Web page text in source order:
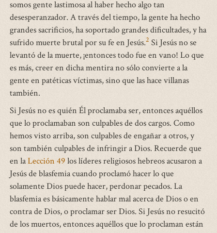
somos gente lastimosa al haber hecho algo tan
desesperanzador. A través del tiempo, la gente ha hecho
grandes sacrificios, ha soportado grandes dificultades, y ha
sufrido muerte brutal por su fe en Jesús.2 Si Jesús no se
levantó de la muerte, ¡entonces todo fue en vano! Lo que
es más, creer en dicha mentira no sólo convierte a la
gente en patéticas víctimas, sino que las hace villanas
también.
Si Jesús no es quién Él proclamaba ser, entonces aquéllos
que lo proclamaban son culpables de dos cargos. Como
hemos visto arriba, son culpables de engañar a otros, y
son también culpables de infringir a Dios. Recuerde que
en laLección 49 los líderes religiosos hebreos acusaron a
Jesús de blasfemia cuando proclamó hacer lo que
solamente Dios puede hacer, perdonar pecados. La
blasfemia es básicamente hablar mal acerca de Dios o en
contra de Dios, o proclamar ser Dios. Si Jesús no resucitó
de los muertos, entonces aquéllos que lo proclaman están